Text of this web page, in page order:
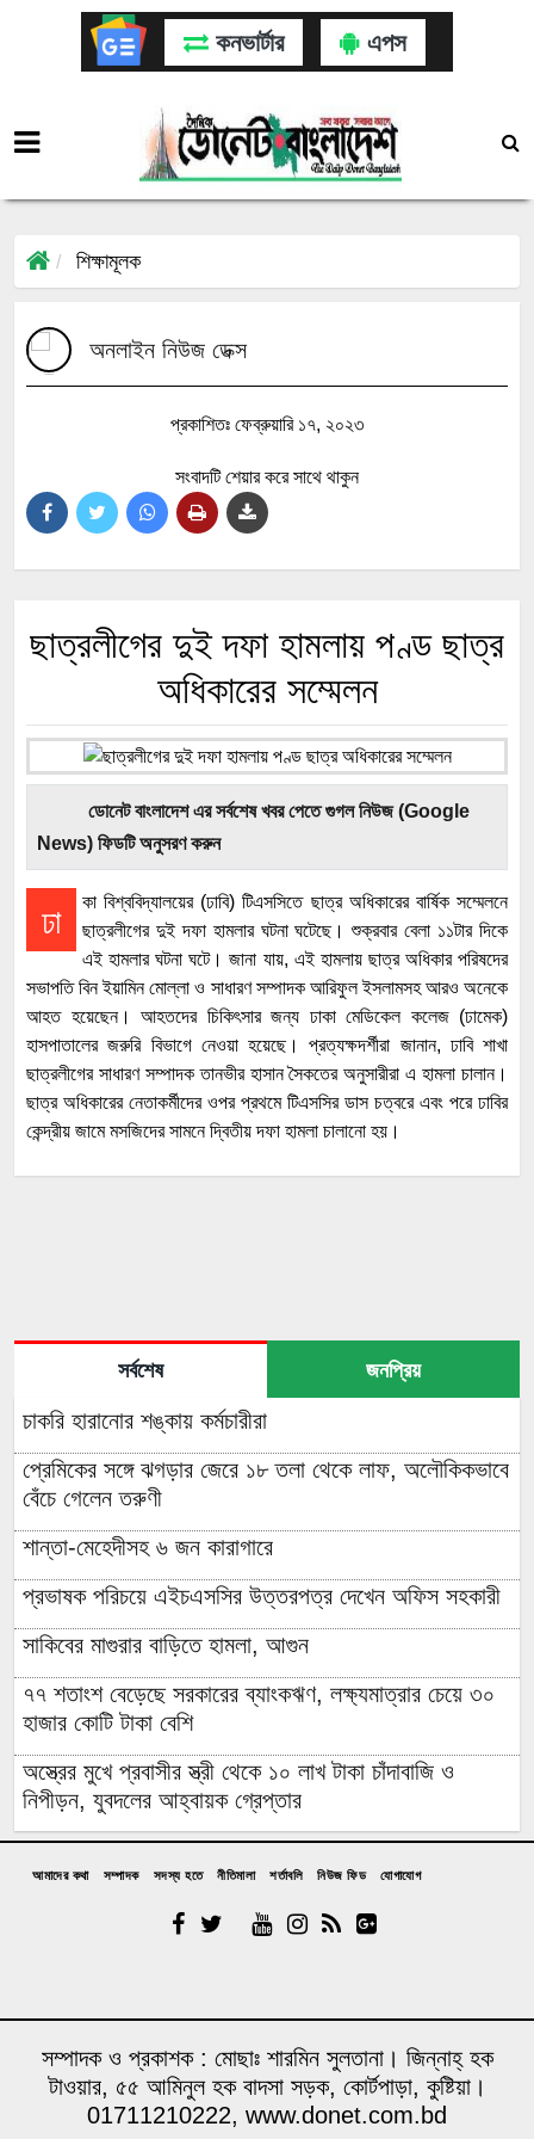
কনভার্টার এপস
শিক্ষামূলক
অনলাইন নিউজ ডেক্স
প্রকাশিতঃ ফেব্রুয়ারি ১৭, ২০২৩
সংবাদটি শেয়ার করে সাথে থাকুন
ছাত্রলীগের দুই দফা হামলায় পণ্ড ছাত্র
অধিকারের সম্মেলন
ডোনেট বাংলাদেশ এর সর্বশেষ খবর পেতে গুগল নিউজ (Google
News) ফিডটি অনুসরণ করুন
ঢা
কা বিশ্ববিদ্যালয়ের (ঢাবি) টিএসসিতে ছাত্র অধিকারের বার্ষিক সম্মেলনে
ছাত্রলীগের দুই দফা হামলার ঘটনা ঘটেছে। শুক্রবার বেলা ১১টার দিকে
এই হামলার ঘটনা ঘটে। জানা যায়, এই হামলায় ছাত্র অধিকার পরিষদের
সভাপতি বিন ইয়ামিন মোল্লা ও সাধারণ সম্পাদক আরিফুল ইসলামসহ আরও অনেকে
আহত হয়েছেন। আহতদের চিকিৎসার জন্য ঢাকা মেডিকেল কলেজ (ঢামেক)
হাসপাতালের জরুরি বিভাগে নেওয়া হয়েছে। প্রত্যক্ষদর্শীরা জানান, ঢাবি শাখা
ছাত্রলীগের সাধারণ সম্পাদক তানভীর হাসান সৈকতের অনুসারীরা এ হামলা চালান।
ছাত্র অধিকারের নেতাকর্মীদের ওপর প্রথমে টিএসসির ডাস চত্বরে এবং পরে ঢাবির
কেন্দ্রীয় জামে মসজিদের সামনে দ্বিতীয় দফা হামলা চালানো হয়।
সর্বশেষ জনপ্রিয়
চাকরি হারানোর শঙ্কায় কর্মচারীরা
প্রেমিকের সঙ্গে ঝগড়ার জেরে ১৮ তলা থেকে লাফ, অলৌকিকভাবে
বেঁচে গেলেন তরুণী
শান্তা-মেহেদীসহ ৬ জন কারাগারে
প্রভাষক পরিচয়ে এইচএসসির উত্তরপত্র দেখেন অফিস সহকারী
সাকিবের মাগুরার বাড়িতে হামলা, আগুন
৭৭ শতাংশ বেড়েছে সরকারের ব্যাংকঋণ, লক্ষ্যমাত্রার চেয়ে ৩০
হাজার কোটি টাকা বেশি
অস্ত্রের মুখে প্রবাসীর স্ত্রী থেকে ১০ লাখ টাকা চাঁদাবাজি ও
নিপীড়ন, যুবদলের আহ্বায়ক গ্রেপ্তার
চাঁদপুরের মাদকসেবী ভাতিজাকে তুলে আনতে গিয়ে চাচাকে পিটিয়ে
হত্যা”সড়ক অবরোধ
অর্থাভাবে বন্ধ চিকিৎসার পথ,দুরারোগ্য রোগে আক্রান্ত মজিবর
উপজেলা প্রশাসনে জুলাই শহিদ পরিবারের সংবর্ধনা; কবরে ফুল
দিয়ে শ্রদ্ধা বিএনপির
শান্তা ফারজানাসহ ৬ জন গ্রেপ্তার
আমাদের কথা সম্পাদক সদস্য হতে নীতিমালা শর্তাবলি নিউজ ফিড যোগাযোগ
সম্পাদক ও প্রকাশক : মোছাঃ শারমিন সুলতানা। জিন্নাহ্ হক
টাওয়ার, ৫৫ আমিনুল হক বাদসা সড়ক, কোর্টপাড়া, কুষ্টিয়া।
01711210222, www.donet.com.bd